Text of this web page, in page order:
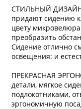
СТИЛЬНЫЙ ДИЗАЙН.
придают сидению
цвету микровелюра
преобразить
Сидение отлично
освещения: и
ПРЕКРАСНАЯ
детали, мягкое
подлокотниками,
эргономичную